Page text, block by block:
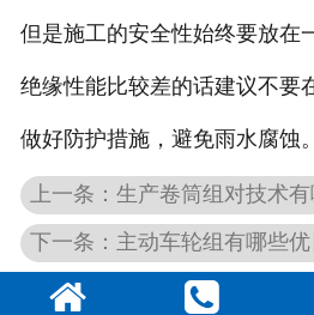
但是施工的安全性始终要放在
绝缘性能比较差的话建议不要
做好防护措施，避免雨水腐蚀。
上一条：生产卷筒组对技术
下一条：主动车轮组有哪些